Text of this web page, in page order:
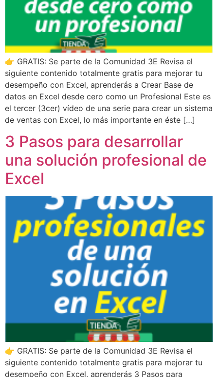
👉 GRATIS: Se parte de la Comunidad 3E Revisa el
siguiente contenido totalmente gratis para mejorar tu
desempeño con Excel, aprenderás a Crear Base de
datos en Excel desde cero como un Profesional Este es
el tercer (3cer) vídeo de una serie para crear un sistema
de ventas con Excel, lo más importante en éste […]
3 Pasos para desarrollar
una solución profesional de
Excel
👉 GRATIS: Se parte de la Comunidad 3E Revisa el
siguiente contenido totalmente gratis para mejorar tu
desempeño con Excel, aprenderás 3 Pasos para